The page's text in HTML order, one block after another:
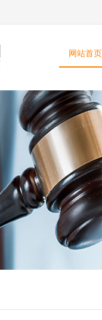
网站首页